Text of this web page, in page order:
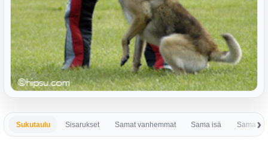
Sukutaulu Sisarukset Samat vanhemmat Sama isä Sama